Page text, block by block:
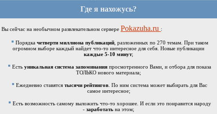
Где я нахожусь?
Вы сейчас на необычном развлекательном сервере Pokazuha.ru :
Порядка четверти миллиона публикаций, разложенных по 270 темам. При таком
огромном выборе каждый найдет что-то интересное для себя. Новые публикации
каждые 5-10 минут;
Есть уникальная система запоминания просмотренного Вами, и отбора для показа
ТОЛЬКО нового материала;
Ежедневно ставятся тысячи рейтингов . По ним система может выбирать для Вас
самое интересное;
Есть возможность самому выложить что-то хорошее. И если это понравится народу
- заработать на этом;